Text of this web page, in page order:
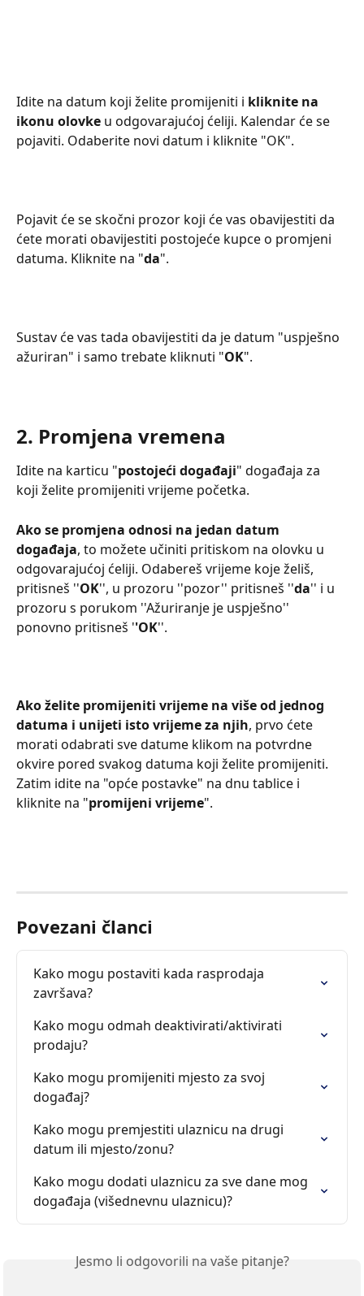
Idite na datum koji želite promijeniti i kliknite na
ikonu olovke u odgovarajućoj ćeliji. Kalendar će se
pojaviti. Odaberite novi datum i kliknite "OK".
Pojavit će se skočni prozor koji će vas obavijestiti da
ćete morati obavijestiti postojeće kupce o promjeni
datuma. Kliknite na "da".
Sustav će vas tada obavijestiti da je datum "uspješno
ažuriran" i samo trebate kliknuti "OK".
2. Promjena vremena
Idite na karticu "postojeći događaji" događaja za
koji želite promijeniti vrijeme početka.
Ako se promjena odnosi na jedan datum
događaja, to možete učiniti pritiskom na olovku u
odgovarajućoj ćeliji. Odabereš vrijeme koje želiš,
pritisneš ''OK'', u prozoru ''pozor'' pritisneš ''da'' i u
prozoru s porukom ''Ažuriranje je uspješno''
ponovno pritisneš ''OK''.
Ako želite promijeniti vrijeme na više od jednog
datuma i unijeti isto vrijeme za njih, prvo ćete
morati odabrati sve datume klikom na potvrdne
okvire pored svakog datuma koji želite promijeniti.
Zatim idite na "opće postavke" na dnu tablice i
kliknite na "promijeni vrijeme".
Povezani članci
Kako mogu postaviti kada rasprodaja
završava?
Kako mogu odmah deaktivirati/aktivirati
prodaju?
Kako mogu promijeniti mjesto za svoj
događaj?
Kako mogu premjestiti ulaznicu na drugi
datum ili mjesto/zonu?
Kako mogu dodati ulaznicu za sve dane mog
događaja (višednevnu ulaznicu)?
Jesmo li odgovorili na vaše pitanje?